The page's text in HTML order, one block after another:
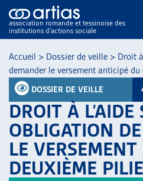
association romande et tessinoise des
institutions d’actions sociale
NOS PUBLICATIONS
ARTICLES
DOSSIERS DU MOIS
Accueil > Dossier de veille > Droit
demander le versement anticipé
DOSSIER DE VEILLE
DROIT À L’AIDE
OBLIGATION
LE
DEUXIÈME